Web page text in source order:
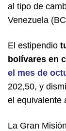
al tipo de
Venezuela
El estipendio
bolívares en
el mes de
202,50, y
el equivalente
La Gran